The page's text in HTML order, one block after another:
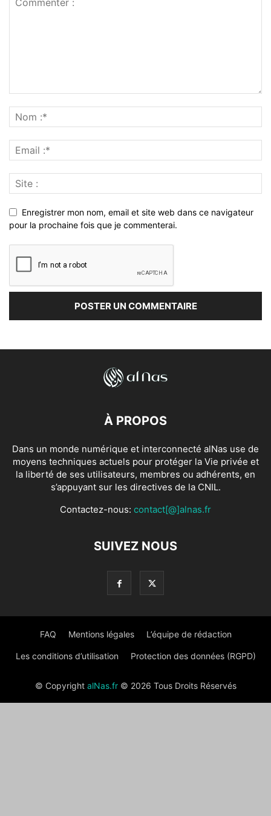
Enregistrer mon nom, email et site web dans ce navigateur
pour la prochaine fois que je commenterai.
À PROPOS
Dans un monde numérique et interconnecté alNas use de
moyens techniques actuels pour protéger la Vie privée et
la liberté de ses utilisateurs, membres ou adhérents, en
s’appuyant sur les directives de la CNIL.
Contactez-nous: contact[@]alnas.fr
SUIVEZ NOUS
FAQ Mentions légales L’équipe de rédaction
Les conditions d’utilisation Protection des données (RGPD)
© Copyright alNas.fr© 2026 Tous Droits Réservés